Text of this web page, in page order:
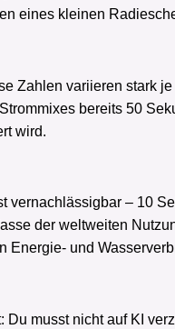
eines kleinen
Zahlen variieren stark
bereits 50
wird.
vernachlässigbar – 10
der weltweiten
Energie- und
Du musst nicht auf KI